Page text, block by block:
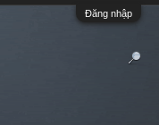
Đăng nhập